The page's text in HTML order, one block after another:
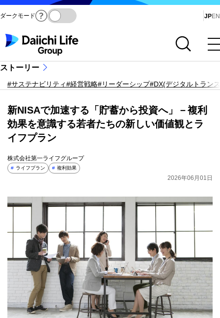
ダークモード JPEN
サイト内検索を開く
メインメニューを開く
ストーリー
#サステナビリティ#経営戦略#リーダーシップ#DX(デジタルトラン
新NISAで加速する「貯蓄から投資へ」－複利
効果を意識する若者たちの新しい価値観とラ
イフプラン
株式会社第一ライフグループ
# ライフプラン # 複利効果
2026年06月01日